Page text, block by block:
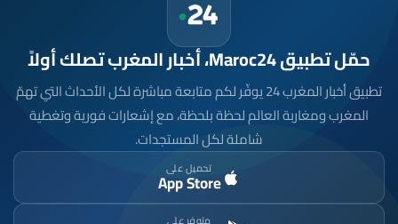
حمّل تطبيق Maroc24، أخبار المغرب تصلك أولاً
تطبيق أخبار المغرب 24 يوفّر لكم متابعة مباشرة لكل الأحداث التي تهمّ
المغرب ومغاربة العالم لحظة بلحظة، مع إشعارات فورية وتغطية
شاملة لكل المستجدات.
تحميل على
App Store